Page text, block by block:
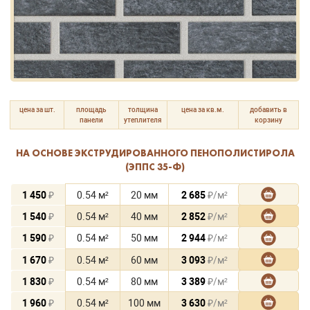
цена за шт.
площадь
панели
толщина
утеплителя
цена за кв.м.
добавить в
корзину
НА ОСНОВЕ ЭКСТРУДИРОВАННОГО ПЕНОПОЛИСТИРОЛА
(ЭППС 35-Ф)
1 450₽ 0.54 м² 20 мм 2 685₽/м²
1 540₽ 0.54 м² 40 мм 2 852₽/м²
1 590₽ 0.54 м² 50 мм 2 944₽/м²
1 670₽ 0.54 м² 60 мм 3 093₽/м²
1 830₽ 0.54 м² 80 мм 3 389₽/м²
1 960₽ 0.54 м² 100 мм 3 630₽/м²